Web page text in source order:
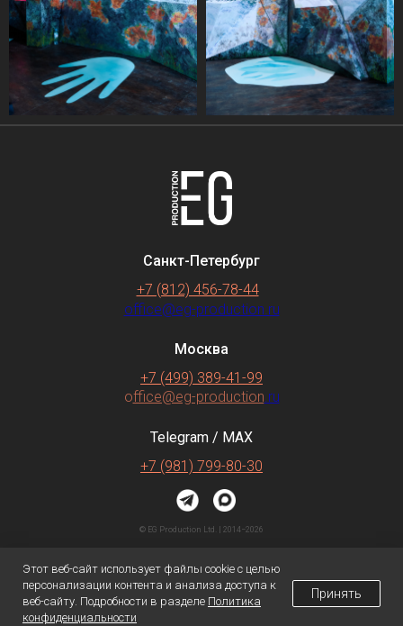
© EG Production Ltd. | 2014−2026
Москва
+7 (499) 389-41-99
+7 (981) 799-80-30
office@eg-production.ru
Политика конфиденциальности
Согласие на обработку персональных данных
Санкт-Петербург
+7 (812) 456-78-44
office@eg-production.ru
Telegram / MAX
Этот веб-сайт использует файлы cookie с целью
персонализации контента и анализа доступа к
веб-сайту. Подробности в разделе Политика
конфиденциальности
Принять